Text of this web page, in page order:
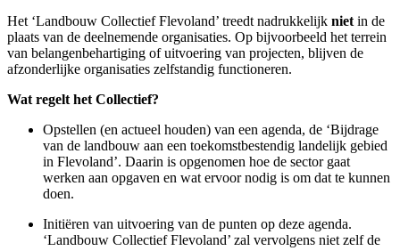
Het ‘Landbouw Collectief Flevoland’ treedt nadrukkelijk niet in de
plaats van de deelnemende organisaties. Op bijvoorbeeld het terrein
van belangenbehartiging of uitvoering van projecten, blijven de
afzonderlijke organisaties zelfstandig functioneren.
Wat regelt het Collectief?
Opstellen (en actueel houden) van een agenda, de ‘Bijdrage
van de landbouw aan een toekomstbestendig landelijk gebied
in Flevoland’. Daarin is opgenomen hoe de sector gaat
werken aan opgaven en wat ervoor nodig is om dat te kunnen
doen.
Initiëren van uitvoering van de punten op deze agenda.
‘Landbouw Collectief Flevoland’ zal vervolgens niet zelf de